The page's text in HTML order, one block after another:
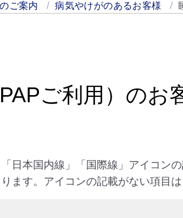
ご案内 病気やけがのあるお客様
ご利用）のお
「日本国内線」「国際線」アイコン
ります。アイコンの記載がない項目